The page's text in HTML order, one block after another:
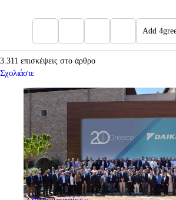
Add
3.311 επισκέψεις στο άρθρο
Σχολιάστε